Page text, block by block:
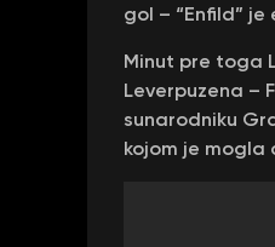
gol – “Enfild”
Minut pre toga
Leverpuzena –
sunarodniku
kojom je mogla